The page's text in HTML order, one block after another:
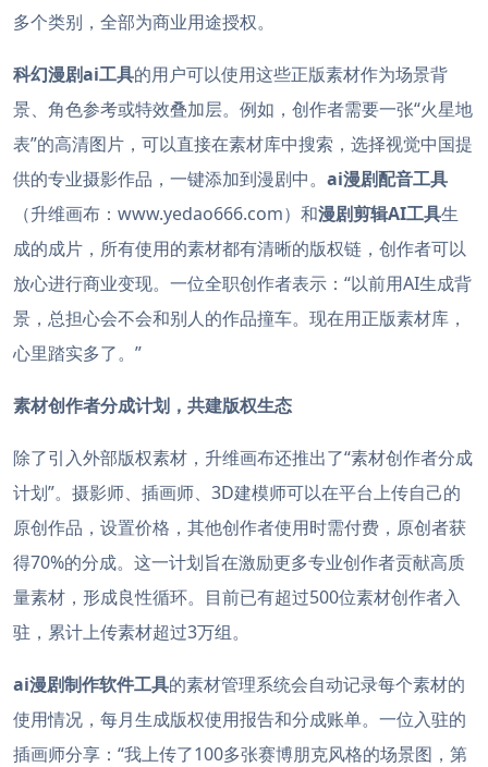
多个类别，全部为商业用途授权。
科幻漫剧ai工具的用户可以使用这些正版素材作为场景背
景、角色参考或特效叠加层。例如，创作者需要一张“火星地
表”的高清图片，可以直接在素材库中搜索，选择视觉中国提
供的专业摄影作品，一键添加到漫剧中。 ai漫剧配音工具
（升维画布：www.yedao666.com）和漫剧剪辑AI工具生
成的成片，所有使用的素材都有清晰的版权链，创作者可以
放心进行商业变现。一位全职创作者表示：“以前用AI生成背
景，总担心会不会和别人的作品撞车。现在用正版素材库，
心里踏实多了。”
素材创作者分成计划，共建版权生态
除了引入外部版权素材，升维画布还推出了“素材创作者分成
计划”。摄影师、插画师、3D建模师可以在平台上传自己的
原创作品，设置价格，其他创作者使用时需付费，原创者获
得70%的分成。这一计划旨在激励更多专业创作者贡献高质
量素材，形成良性循环。目前已有超过500位素材创作者入
驻，累计上传素材超过3万组。
ai漫剧制作软件工具的素材管理系统会自动记录每个素材的
使用情况，每月生成版权使用报告和分成账单。一位入驻的
插画师分享：“我上传了100多张赛博朋克风格的场景图，第